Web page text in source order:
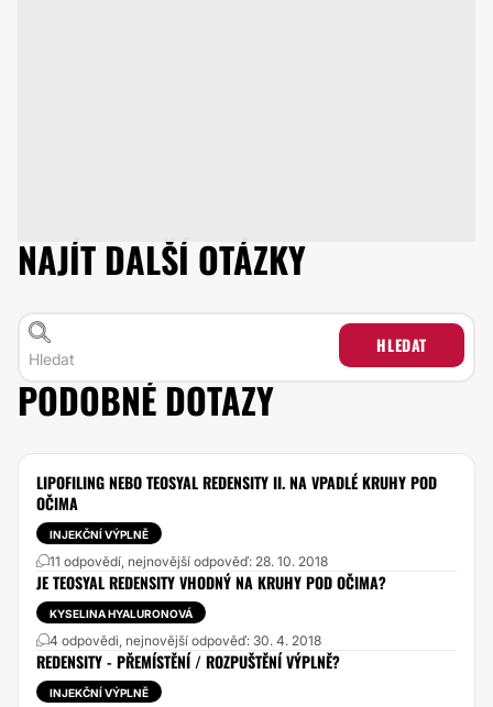
NAJÍT DALŠÍ OTÁZKY
HLEDAT
PODOBNÉ DOTAZY
LIPOFILING NEBO TEOSYAL REDENSITY II. NA VPADLÉ KRUHY POD
OČIMA
INJEKČNÍ VÝPLNĚ
11 odpovědí, nejnovější odpověď: 28. 10. 2018
JE TEOSYAL REDENSITY VHODNÝ NA KRUHY POD OČIMA?
KYSELINA HYALURONOVÁ
4 odpovědi, nejnovější odpověď: 30. 4. 2018
REDENSITY - PŘEMÍSTĚNÍ / ROZPUŠTĚNÍ VÝPLNĚ?
INJEKČNÍ VÝPLNĚ